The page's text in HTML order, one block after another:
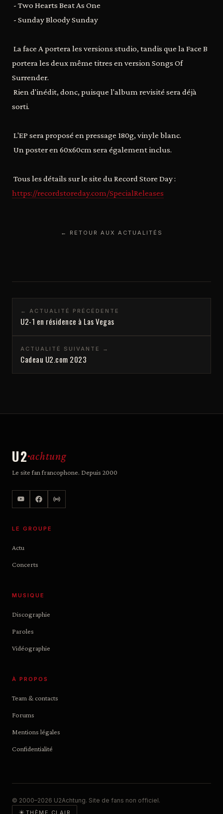
- Two Hearts Beat As One
- Sunday Bloody Sunday
La face A portera les versions studio, tandis que la Face B
portera les deux même titres en version Songs Of
Surrender.
Rien d'inédit, donc, puisque l'album revisité sera déjà
sorti.
L'EP sera proposé en pressage 180g, vinyle blanc.
Un poster en 60x60cm sera également inclus.
Tous les détails sur le site du Record Store Day :
https://recordstoreday.com/SpecialReleases
← RETOUR AUX ACTUALITÉS
← ACTUALITÉ PRÉCÉDENTE
U2-1 en résidence à Las Vegas
ACTUALITÉ SUIVANTE →
Cadeau U2.com 2023
U2 achtung
Le site fan francophone. Depuis 2000
LE GROUPE
Actu
Concerts
MUSIQUE
Discographie
Paroles
Vidéographie
À PROPOS
Team & contacts
Forums
Mentions légales
Confidentialité
© 2000–2026 U2Achtung. Site de fans non officiel.
☀ THÈME CLAIR